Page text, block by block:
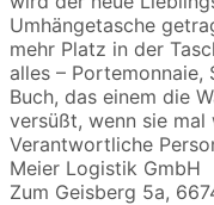
Umhängetasche
mehr Platz in der
alles –
Buch, das einem die
versüßt, wenn sie
Verantwortliche
Meier Logistik GmbH
Zum Geisberg 5a,